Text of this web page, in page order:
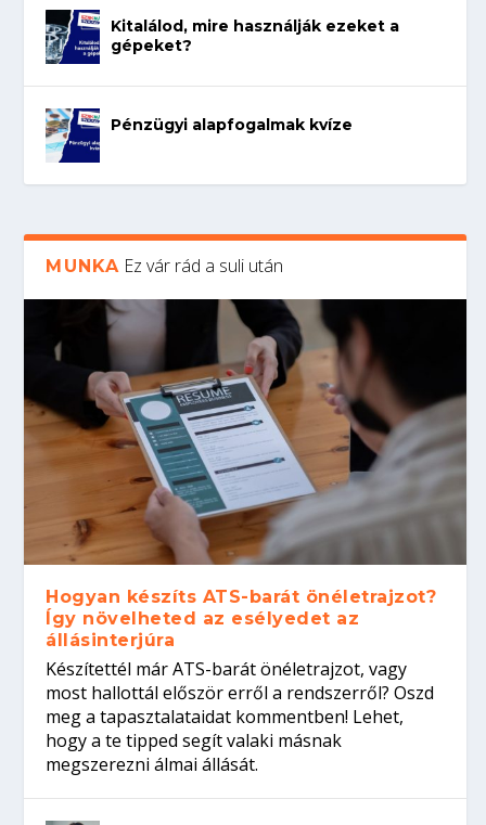
Kitalálod, mire használják ezeket a
gépeket?
Pénzügyi alapfogalmak kvíze
MUNKA Ez vár rád a suli után
Hogyan készíts ATS-barát önéletrajzot?
Így növelheted az esélyedet az
állásinterjúra
Készítettél már ATS-barát önéletrajzot, vagy
most hallottál először erről a rendszerről? Oszd
meg a tapasztalataidat kommentben! Lehet,
hogy a te tipped segít valaki másnak
megszerezni álmai állását.